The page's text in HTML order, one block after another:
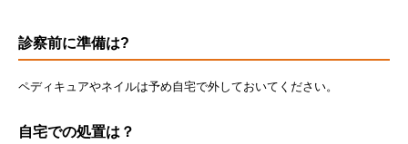
診察前に準備は?
ペディキュアやネイルは予め自宅で外しておいてください。
自宅での処置は？